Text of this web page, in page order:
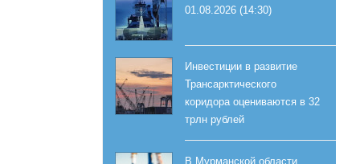
01.08.2026 (14:30)
Инвестиции в развитие
Трансарктического
коридора оцениваются в 32
трлн рублей
В Мурманской области